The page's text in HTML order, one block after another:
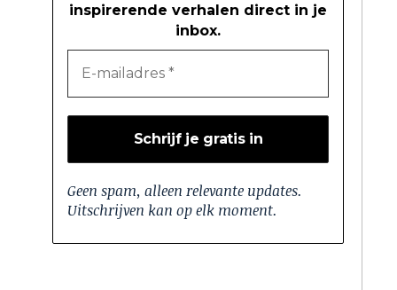
inspirerende verhalen direct in je
inbox.
Geen spam, alleen relevante updates.
Uitschrijven kan op elk moment.